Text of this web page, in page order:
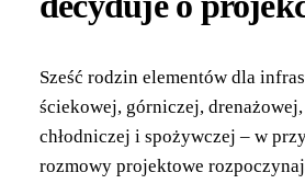
Sześć rodzin elementów dla
ściekowej, górniczej,
chłodniczej i spożywczej – w
rozmowy projektowe